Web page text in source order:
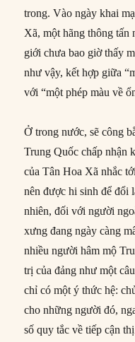
trong. Vào ngày khai
Xã, một hãng thông tấn
giới chưa bao giờ thấy
như vậy, kết hợp giữa
với “một phép màu về
Ở trong nước, sẽ công
Trung Quốc chấp nhận
của Tân Hoa Xã nhắc
nên được hi sinh để đổi
nhiên, đối với người
xưng đang ngày càng
nhiều người hâm mộ
trị của đảng như một
chỉ có một ý thức hệ:
cho những người đó,
số quy tắc về tiếp cận